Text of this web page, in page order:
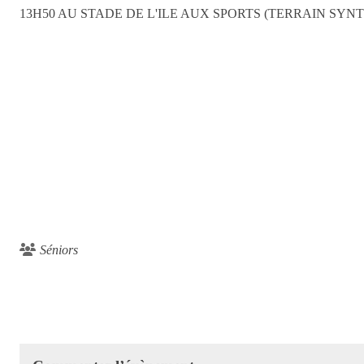
13H50 AU STADE DE L'ILE AUX SPORTS (TERRAIN
Séniors